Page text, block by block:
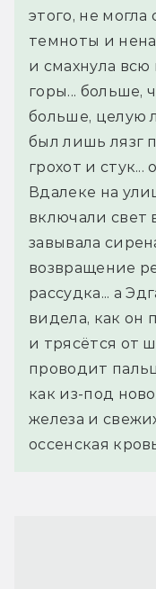
этого, не
темноты и
и смахнула
горы... больше,
больше, целую
был лишь лязг
грохот и
Вдалеке на
включали свет
завывала
возвращение
рассудка... а
видела, как он
и трясётся от
проводит
как из-под
железа и
оссенская